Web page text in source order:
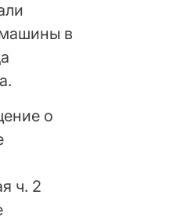
в
о
ч. 2